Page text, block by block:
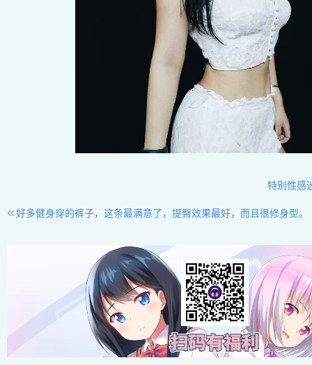
特别性感
«好多健身穿的裤子，这条最满意了，提臀效果最好，而且很修身型。